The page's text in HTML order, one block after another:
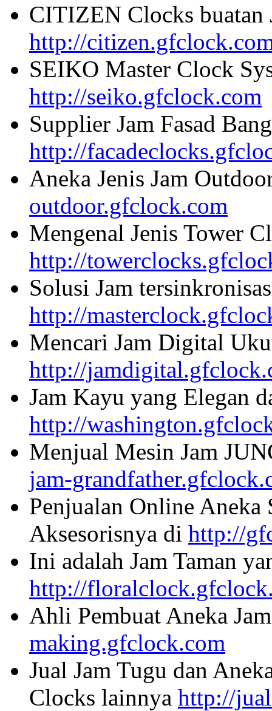
CITIZEN Clocks buatan
http://
SEIKO Master Clock
http://seiko.gfclock.com
Supplier Jam Fasad
http://
Aneka Jenis Jam
outdoor.gfclock.com
Mengenal Jenis Tower
http://
Solusi Jam
http://
Mencari Jam Digital
http://
Jam Kayu yang Elegan
http://
Menjual Mesin Jam
jam-
Penjualan Online Aneka
Aksesorisnya di http://
Ini adalah Jam Taman
http://
Ahli Pembuat Aneka
making.gfclock.com
Jual Jam Tugu dan
Clocks lainnya http://